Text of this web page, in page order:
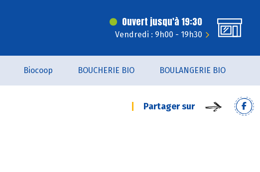
Ouvert jusqu'à 19:30
Vendredi : 9h00 - 19h30
Biocoop BOUCHERIE BIO BOULANGERIE BIO
Partager sur